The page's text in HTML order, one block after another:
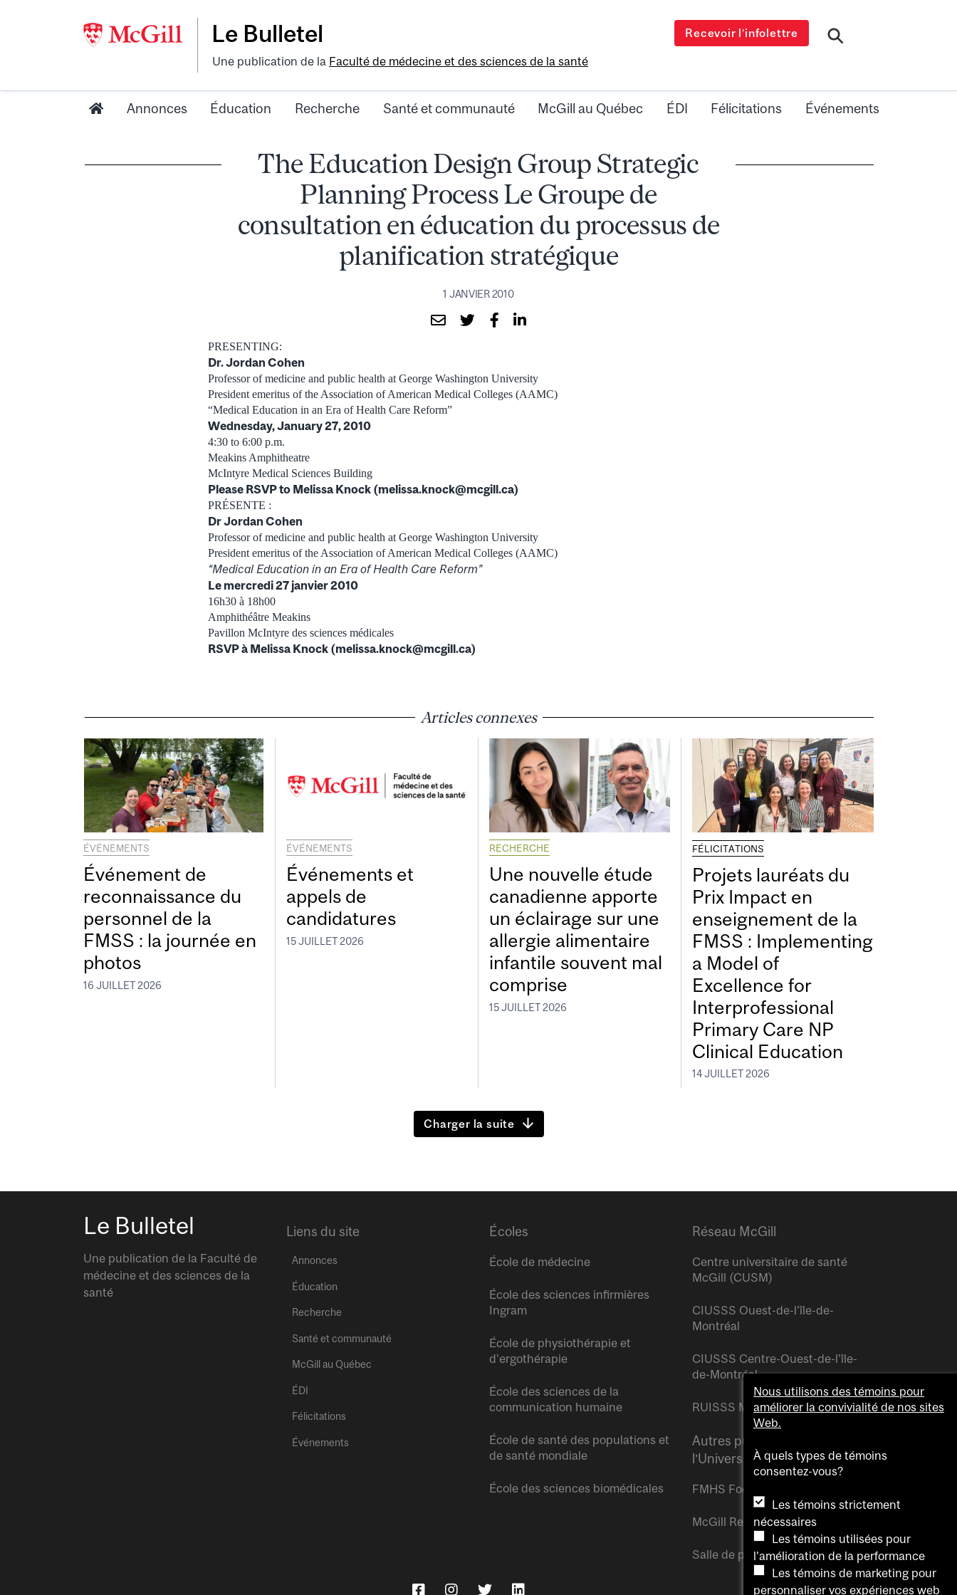
Le Bulletel
Une publication de la Faculté de médecine et des sciences de la santé
Recevoir l’infolettre
Annonces Éducation Recherche Santé et communauté McGill au Québec ÉDI Félicitations Événements
The Education Design Group Strategic
Planning Process Le Groupe de
consultation en éducation du processus de
planification stratégique
1 JANVIER 2010
PRESENTING:
Dr. Jordan Cohen
Professor of medicine and public health at George Washington University
President emeritus of the Association of American Medical Colleges (AAMC)
“Medical Education in an Era of Health Care Reform”
Wednesday, January 27, 2010
4:30 to 6:00 p.m.
Meakins Amphitheatre
McIntyre Medical Sciences Building
Please RSVP to Melissa Knock (melissa.knock@mcgill.ca)
PRÉSENTE :
Dr Jordan Cohen
Professor of medicine and public health at George Washington University
President emeritus of the Association of American Medical Colleges (AAMC)
“Medical Education in an Era of Health Care Reform”
Le mercredi 27 janvier 2010
16h30 à 18h00
Amphithéâtre Meakins
Pavillon McIntyre des sciences médicales
RSVP à Melissa Knock (melissa.knock@mcgill.ca)
Articles connexes
ÉVÉNEMENTS
Événement de
reconnaissance du
personnel de la
FMSS : la journée en
photos
16 JUILLET 2026
ÉVÉNEMENTS
Événements et
appels de
candidatures
15 JUILLET 2026
RECHERCHE
Une nouvelle étude
canadienne apporte
un éclairage sur une
allergie alimentaire
infantile souvent mal
comprise
15 JUILLET 2026
FÉLICITATIONS
Projets lauréats du
Prix Impact en
enseignement de la
FMSS : Implementing
a Model of
Excellence for
Interprofessional
Primary Care NP
Clinical Education
14 JUILLET 2026
Charger la suite
Le Bulletel
Une publication de la Faculté de
médecine et des sciences de la
santé
Liens du site
Annonces
Éducation
Recherche
Santé et communauté
McGill au Québec
ÉDI
Félicitations
Événements
Écoles
École de médecine
École des sciences infirmières
Ingram
École de physiothérapie et
d’ergothérapie
École des sciences de la
communication humaine
École de santé des populations et
de santé mondiale
École des sciences biomédicales
Réseau McGill
Centre universitaire de santé
McGill (CUSM)
CIUSSS Ouest-de-l’île-de-
Montréal
CIUSSS Centre-Ouest-de-l’île-
de-Montréal
RUISSS McGill
Autres publications de
l’Université McGill
FMHS Focus
McGill Reporter
Salle de presse McGill
Nous utilisons des témoins pour
améliorer la convivialité de nos sites
Web.
À quels types de témoins
consentez-vous?
Les témoins strictement
nécessaires
Les témoins utilisées pour
l'amélioration de la performance
Les témoins de marketing pour
personnaliser vos expériences web